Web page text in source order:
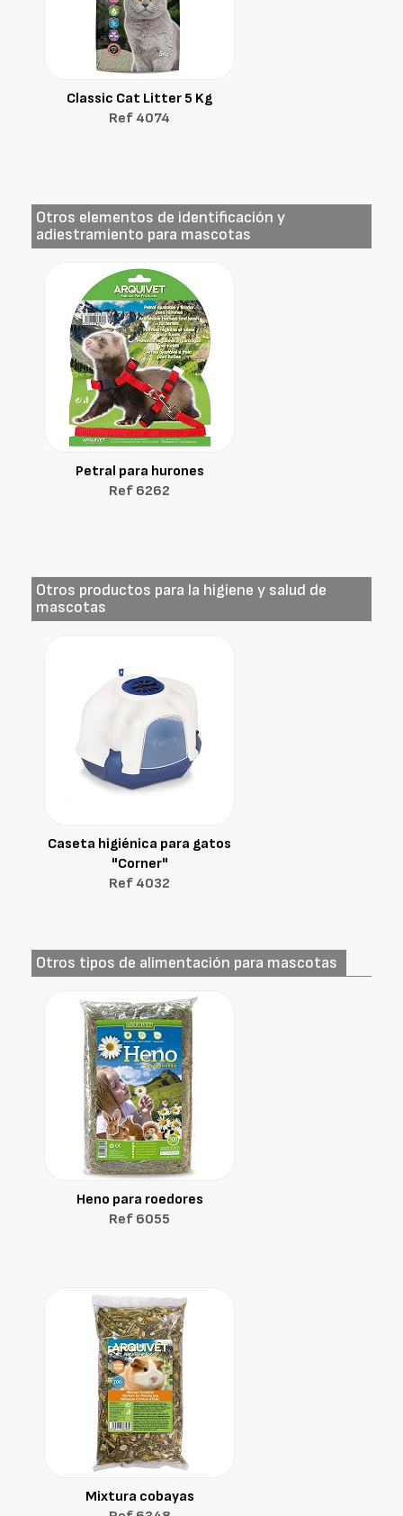
Classic Cat Litter 5 Kg
Ref 4074
Otros elementos de identificación y
adiestramiento para mascotas
Petral para hurones
Ref 6262
Otros productos para la higiene y salud de
mascotas
Caseta higiénica para gatos
"Corner"
Ref 4032
Otros tipos de alimentación para mascotas
Heno para roedores
Ref 6055
Mixtura cobayas